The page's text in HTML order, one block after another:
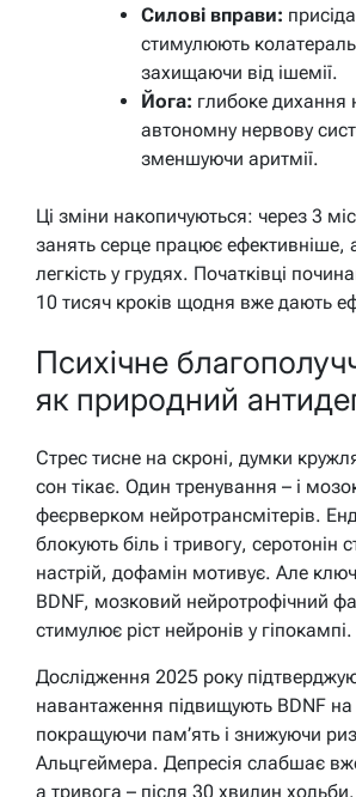
Силові вправи:
стимулюють
захищаючи від ішемії.
Йога: глибоке дихання
автономну нервову
зменшуючи аритмії.
Ці зміни накопичуються: через 3
занять серце працює ефективніше,
легкість у грудях. Початківці
10 тисяч кроків щодня вже дають
Психічне
як природний
Стрес тисне на скроні, думки
сон тікає. Один тренування – і
феєрверком нейротрансмітерів.
блокують біль і тривогу, серотонін
настрій, дофамін мотивує. Але
BDNF, мозковий нейротрофічний
стимулює ріст нейронів у гіпокампі.
Дослідження 2025 року
навантаження підвищують BDNF
покращуючи пам’ять і знижуючи
Альцгеймера. Депресія слабшає
а тривога – після 30 хвилин